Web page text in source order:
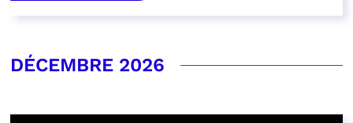
DÉCEMBRE 2026